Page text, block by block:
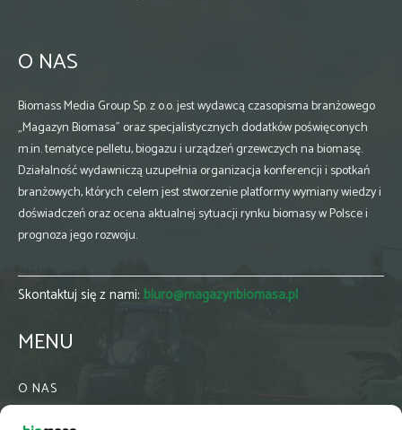
O NAS
Biomass Media Group Sp. z o.o. jest wydawcą czasopisma branżowego
„Magazyn Biomasa” oraz specjalistycznych dodatków poświęconych
m.in. tematyce pelletu, biogazu i urządzeń grzewczych na biomasę.
Działalność wydawniczą uzupełnia organizacja konferencji i spotkań
branżowych, których celem jest stworzenie platformy wymiany wiedzy i
doświadczeń oraz ocena aktualnej sytuacji rynku biomasy w Polsce i
prognoza jego rozwoju.
Skontaktuj się z nami: biuro@magazynbiomasa.pl
MENU
O NAS